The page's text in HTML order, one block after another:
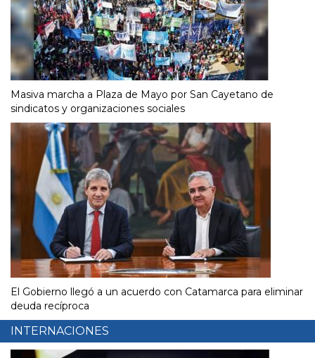
Masiva marcha a Plaza de Mayo por San Cayetano de
sindicatos y organizaciones sociales
El Gobierno llegó a un acuerdo con Catamarca para eliminar
deuda recíproca
INTERNACIONES